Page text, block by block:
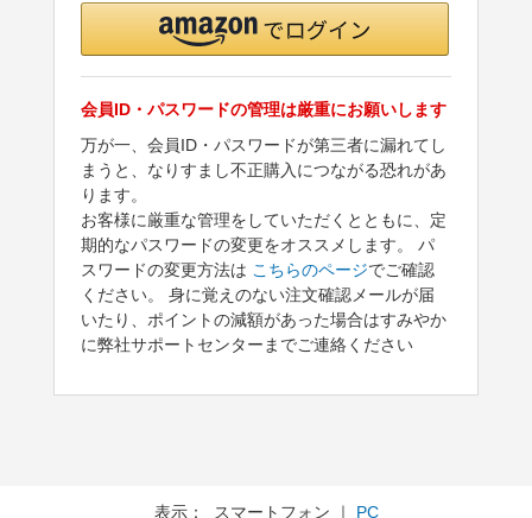
会員ID・パスワードの管理は厳重にお願いします
万が一、会員ID・パスワードが第三者に漏れてし
まうと、なりすまし不正購入につながる恐れがあ
ります。
お客様に厳重な管理をしていただくとともに、定
期的なパスワードの変更をオススメします。 パ
スワードの変更方法は こちらのページでご確認
ください。 身に覚えのない注文確認メールが届
いたり、ポイントの減額があった場合はすみやか
に弊社サポートセンターまでご連絡ください
表示： スマートフォン ｜ PC